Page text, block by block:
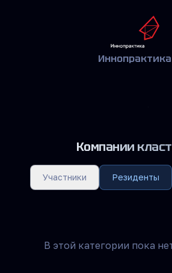
Иннопрактика
Компании
Участники Резиденты
В этой категории пока